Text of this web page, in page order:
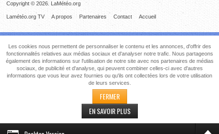
Copyright © 2026. LaMétéo.org
Accueil
Contact
Partenaires
A propos
Lamétéo.org TV
Les cookies nous permettent de personnaliser le contenu et les annonces, d'offrir des
fonctionnalités relatives aux médias sociaux et d'analyser notre trafic. Nous partageons
également des informations sur l'utilisation de notre site avec nos partenaires de médias
sociaux, de publicité et d'analyse, qui peuvent combiner celles-ci avec d'autres
informations que vous leur avez fournies ou qu'ils ont collectées lors de votre utilisation
de leurs services.
FERMER
EN SAVOIR PLUS